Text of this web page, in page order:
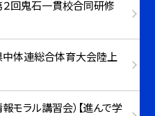
２回鬼石一貫校合同研修
中体連総合体育大会陸上
モラル講習会）【進んで学